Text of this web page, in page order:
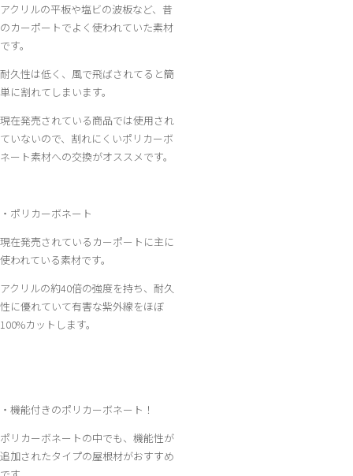
アクリルの平板や塩ビの波板など、昔
のカーポートでよく使われていた素材
です。
耐久性は低く、風で飛ばされてると簡
単に割れてしまいます。
現在発売されている商品では使用され
ていないので、割れにくいポリカーボ
ネート素材への交換がオススメです。
・ポリカーボネート
現在発売されているカーポートに主に
使われている素材です。
アクリルの約40倍の強度を持ち、耐久
性に優れていて有害な紫外線をほぼ
100%カットします。
・機能付きのポリカーボネート！
ポリカーボネートの中でも、機能性が
追加されたタイプの屋根材がおすすめ